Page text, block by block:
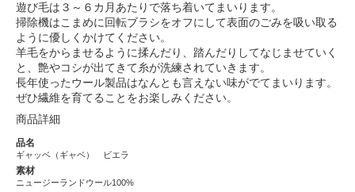
遊び毛は３～６カ月あたりで落ち着いてまいります。
掃除機はこまめに回転ブラシをオフにして表面のごみを吸い取る
ように優しくかけてください。
羊毛をからませるように揉んだり、踏んだりしてなじませていく
と、艶やコシが出てきて糸が洗練されていきます。
長年使ったウール製品はなんとも言えない味がでてまいります。
ぜひ繊維を育てることをお楽しみください。
商品詳細
品名
ギャッベ（ギャベ） ビエラ
素材
ニュージーランドウール100%